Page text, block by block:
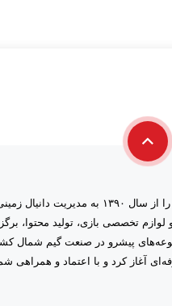
مجموعه گیم اسپات رشت فعالیت خود را از
لوازم تخصصی بازی، تولید محتوا،
پیشرو در صنعت گیم شمال